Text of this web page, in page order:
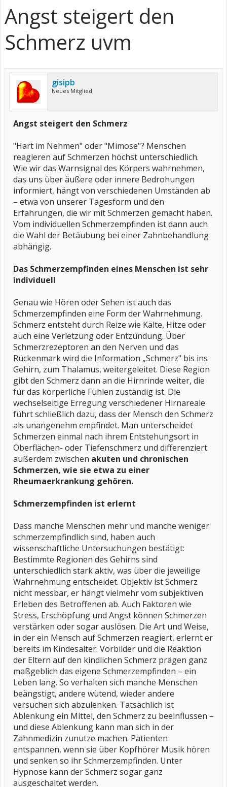
Angst steigert den
Schmerz uvm
gisipb
Neues Mitglied
Angst steigert den Schmerz
"Hart im Nehmen" oder "Mimose"? Menschen
reagieren auf Schmerzen höchst unterschiedlich.
Wie wir das Warnsignal des Körpers wahrnehmen,
das uns über äußere oder innere Bedrohungen
informiert, hängt von verschiedenen Umständen ab
– etwa von unserer Tagesform und den
Erfahrungen, die wir mit Schmerzen gemacht haben.
Vom individuellen Schmerzempfinden ist dann auch
die Wahl der Betäubung bei einer Zahnbehandlung
abhängig.
Das Schmerzempfinden eines Menschen ist sehr
individuell
Genau wie Hören oder Sehen ist auch das
Schmerzempfinden eine Form der Wahrnehmung.
Schmerz entsteht durch Reize wie Kälte, Hitze oder
auch eine Verletzung oder Entzündung. Über
Schmerzrezeptoren an den Nerven und das
Rückenmark wird die Information „Schmerz" bis ins
Gehirn, zum Thalamus, weitergeleitet. Diese Region
gibt den Schmerz dann an die Hirnrinde weiter, die
für das körperliche Fühlen zuständig ist. Die
wechselseitige Erregung verschiedener Hirnareale
führt schließlich dazu, dass der Mensch den Schmerz
als unangenehm empfindet. Man unterscheidet
Schmerzen einmal nach ihrem Entstehungsort in
Oberflächen- oder Tiefenschmerz und differenziert
außerdem zwischen akuten und chronischen
Schmerzen, wie sie etwa zu einer
Rheumaerkrankung gehören.
Schmerzempfinden ist erlernt
Dass manche Menschen mehr und manche weniger
schmerzempfindlich sind, haben auch
wissenschaftliche Untersuchungen bestätigt:
Bestimmte Regionen des Gehirns sind
unterschiedlich stark aktiv, was über die jeweilige
Wahrnehmung entscheidet. Objektiv ist Schmerz
nicht messbar, er hängt vielmehr vom subjektiven
Erleben des Betroffenen ab. Auch Faktoren wie
Stress, Erschöpfung und Angst können Schmerzen
verstärken oder sogar auslösen. Die Art und Weise,
in der ein Mensch auf Schmerzen reagiert, erlernt er
bereits im Kindesalter. Vorbilder und die Reaktion
der Eltern auf den kindlichen Schmerz prägen ganz
maßgeblich das eigene Schmerzempfinden – ein
Leben lang. So verhalten sich manche Menschen
beängstigt, andere wütend, wieder andere
versuchen sich abzulenken. Tatsächlich ist
Ablenkung ein Mittel, den Schmerz zu beeinflussen –
und diese Ablenkung kann man sich in der
Zahnmedizin zunutze machen. Patienten
entspannen, wenn sie über Kopfhörer Musik hören
und senken so ihr Schmerzempfinden. Unter
Hypnose kann der Schmerz sogar ganz
ausgeschaltet werden.